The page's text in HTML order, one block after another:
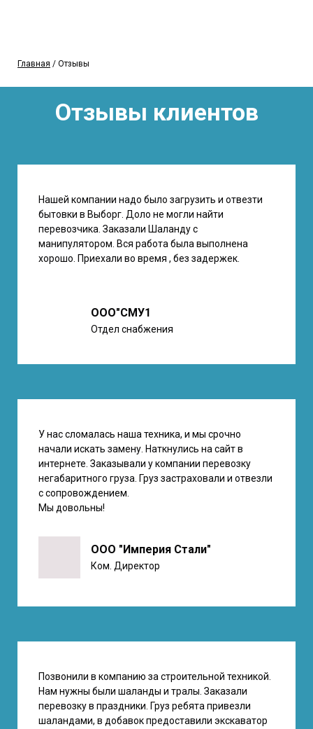
Главная / Отзывы
Отзывы клиентов
Нашей компании надо было загрузить и отвезти
бытовки в Выборг. Доло не могли найти
перевозчика. Заказали Шаланду с
манипулятором. Вся работа была выполнена
хорошо. Приехали во время , без задержек.
ООО"СМУ1
Отдел снабжения
У нас сломалась наша техника, и мы срочно
начали искать замену. Наткнулись на сайт в
интернете. Заказывали у компании перевозку
негабаритного груза. Груз застраховали и отвезли
с сопровождением.
Мы довольны!
ООО "Империя Стали"
Ком. Директор
Позвонили в компанию за строительной техникой.
Нам нужны были шаланды и тралы. Заказали
перевозку в праздники. Груз ребята привезли
шаландами, в добавок предоставили экскаватор